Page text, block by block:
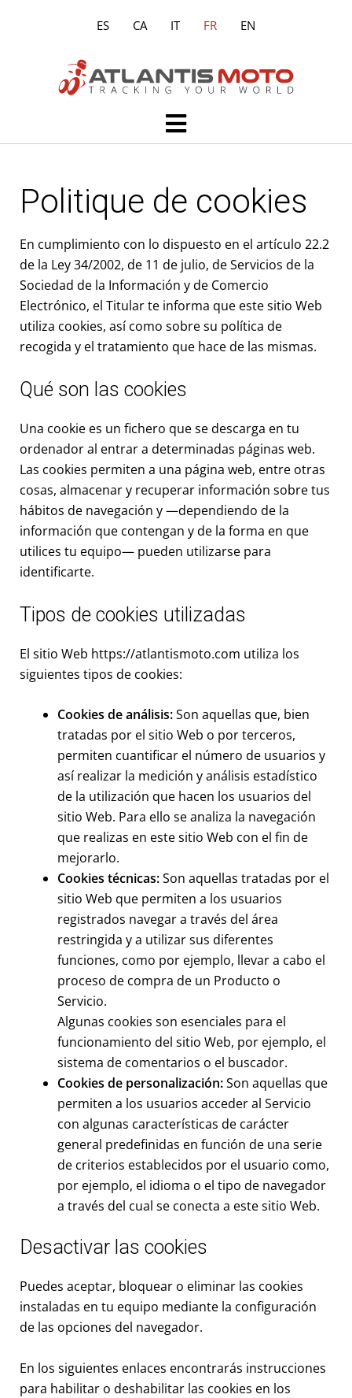
ES CA IT FR EN
Main
Menu
Politique de cookies
En cumplimiento con lo dispuesto en el artículo 22.2
de la Ley 34/2002, de 11 de julio, de Servicios de la
Sociedad de la Información y de Comercio
Electrónico, el Titular te informa que este sitio Web
utiliza cookies, así como sobre su política de
recogida y el tratamiento que hace de las mismas.
Qué son las cookies
Una cookie es un fichero que se descarga en tu
ordenador al entrar a determinadas páginas web.
Las cookies permiten a una página web, entre otras
cosas, almacenar y recuperar información sobre tus
hábitos de navegación y —dependiendo de la
información que contengan y de la forma en que
utilices tu equipo— pueden utilizarse para
identificarte.
Tipos de cookies utilizadas
El sitio Web https://atlantismoto.com utiliza los
siguientes tipos de cookies:
Cookies de análisis:Son aquellas que, bien
tratadas por el sitio Web o por terceros,
permiten cuantificar el número de usuarios y
así realizar la medición y análisis estadístico
de la utilización que hacen los usuarios del
sitio Web. Para ello se analiza la navegación
que realizas en este sitio Web con el fin de
mejorarlo.
Cookies técnicas:Son aquellas tratadas por el
sitio Web que permiten a los usuarios
registrados navegar a través del área
restringida y a utilizar sus diferentes
funciones, como por ejemplo, llevar a cabo el
proceso de compra de un Producto o
Servicio.
Algunas cookies son esenciales para el
funcionamiento del sitio Web, por ejemplo, el
sistema de comentarios o el buscador.
Cookies de personalización:Son aquellas que
permiten a los usuarios acceder al Servicio
con algunas características de carácter
general predefinidas en función de una serie
de criterios establecidos por el usuario como,
por ejemplo, el idioma o el tipo de navegador
a través del cual se conecta a este sitio Web.
Desactivar las cookies
Puedes aceptar, bloquear o eliminar las cookies
instaladas en tu equipo mediante la configuración
de las opciones del navegador.
En los siguientes enlaces encontrarás instrucciones
para habilitar o deshabilitar las cookies en los